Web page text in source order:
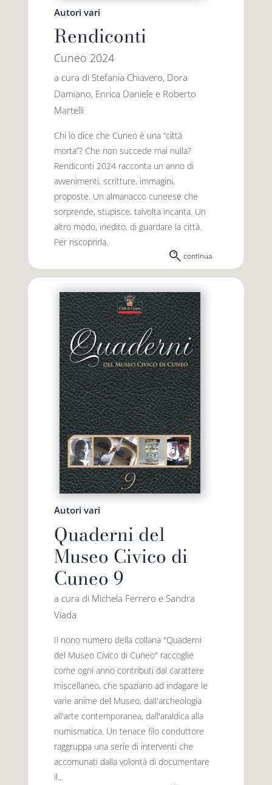
Autori vari
Rendiconti
Cuneo 2024
a cura di Stefania Chiavero, Dora
Damiano, Enrica Daniele e Roberto
Martelli
Chi lo dice che Cuneo è una “città
morta”? Che non succede mai nulla?
Rendiconti 2024 racconta un anno di
avvenimenti, scritture, immagini,
proposte. Un almanacco cuneese che
sorprende, stupisce, talvolta incanta. Un
altro modo, inedito, di guardare la città.
Per riscoprirla.
continua
Autori vari
Quaderni del
Museo Civico di
Cuneo 9
a cura di Michela Ferrero e Sandra
Viada
Il nono numero della collana "Quaderni
del Museo Civico di Cuneo" raccoglie
come ogni anno contributi dal carattere
miscellaneo, che spaziano ad indagare le
varie anime del Museo, dall'archeologia
all'arte contemporanea, dall'araldica alla
numismatica. Un tenace filo conduttore
raggruppa una serie di interventi che
accomunati dalla volontà di documentare
il...